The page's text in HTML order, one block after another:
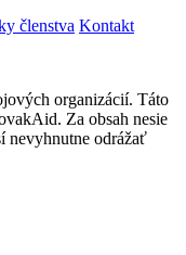
členstva Kontakt
organizácií. Táto
Za obsah nesie
nevyhnutne odrážať